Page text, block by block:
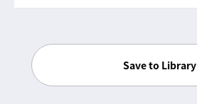
Save to Library